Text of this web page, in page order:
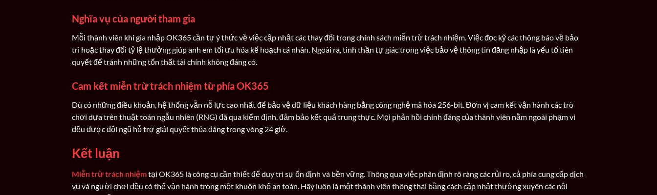
Nghĩa vụ của người tham gia
Mỗi thành viên khi gia nhập OK365 cần tự ý thức về việc cập nhật các thay đổi trong chính sách miễn trừ trách nhiệm. Việc đọc kỹ các thông báo về bảo
trì hoặc thay đổi tỷ lệ thưởng giúp anh em tối ưu hóa kế hoạch cá nhân. Ngoài ra, tinh thần tự giác trong việc bảo vệ thông tin đăng nhập là yếu tố tiên
quyết để tránh những tổn thất tài chính không đáng có.
Cam kết miễn trừ trách nhiệm từ phía OK365
Dù có những điều khoản, hệ thống vẫn nỗ lực cao nhất để bảo vệ dữ liệu khách hàng bằng công nghệ mã hóa 256-bit. Đơn vị cam kết vận hành các trò
chơi dựa trên thuật toán ngẫu nhiên (RNG) đã qua kiểm định, đảm bảo kết quả trung thực. Mọi phản hồi chính đáng của thành viên nằm ngoài phạm vi
đều được đội ngũ hỗ trợ giải quyết thỏa đáng trong vòng 24 giờ.
Kết luận
Miễn trừ trách nhiệmtại OK365 là công cụ cần thiết để duy trì sự ổn định và bền vững. Thông qua việc phân định rõ ràng các rủi ro, cả phía cung cấp dịch
vụ và người chơi đều có thể vận hành trong một khuôn khổ an toàn. Hãy luôn là một thành viên thông thái bằng cách cập nhật thường xuyên các nội